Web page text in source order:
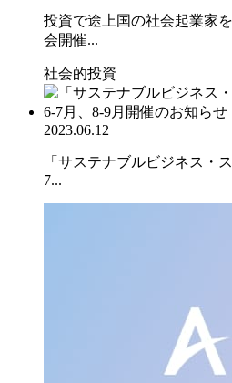
投資で途上国の社会起業家
会開催...
社会的投資
2023.06.12
「サステナブルビジネス・
7...